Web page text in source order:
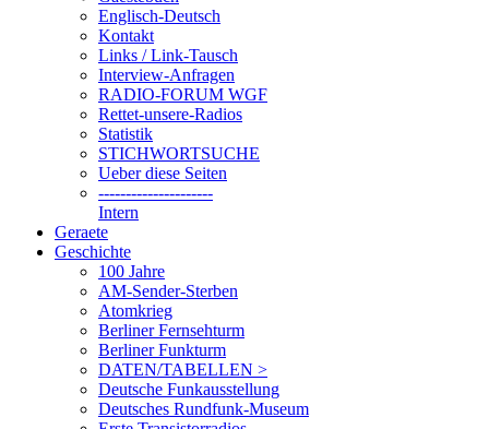
Englisch-Deutsch
Kontakt
Links / Link-Tausch
Interview-Anfragen
RADIO-FORUM WGF
Rettet-unsere-Radios
Statistik
STICHWORTSUCHE
Ueber diese Seiten
---------------------
Intern
Geraete
Geschichte
100 Jahre
AM-Sender-Sterben
Atomkrieg
Berliner Fernsehturm
Berliner Funkturm
DATEN/TABELLEN >
Deutsche Funkausstellung
Deutsches Rundfunk-Museum